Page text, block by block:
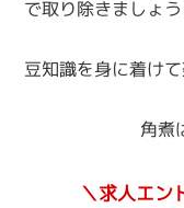
で取り除きましょう
豆知識を身に着け
角煮
＼求人エン